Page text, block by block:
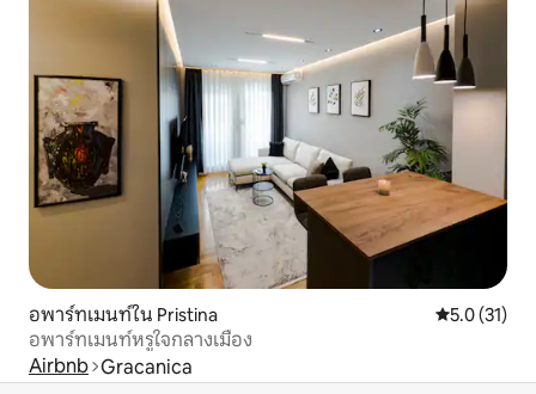
อพาร์ทเมนท์ใน Pristina คะแนนเฉลี่ย
5.0 (31)
อพาร์ทเมนท์หรูใจกลางเมือง
Airbnb Gracanica